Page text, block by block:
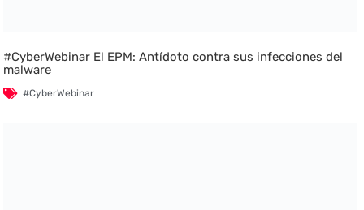
#CyberWebinar El EPM: Antídoto contra sus infecciones del
malware
#CyberWebinar